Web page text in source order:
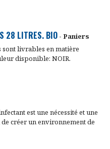
28 LITRES. BIO- Paniers
sont livrables en matière
disponible: NOIR.
est une nécessité et une
créer un environnement de